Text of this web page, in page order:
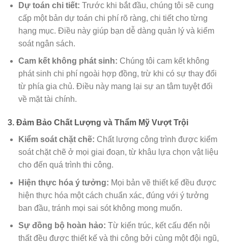
Dự toán chi tiết: Trước khi bắt đầu, chúng tôi sẽ cung
cấp một bản dự toán chi phí rõ ràng, chi tiết cho từng
hạng mục. Điều này giúp bạn dễ dàng quản lý và kiểm
soát ngân sách.
Cam kết không phát sinh: Chúng tôi cam kết không
phát sinh chi phí ngoài hợp đồng, trừ khi có sự thay đổi
từ phía gia chủ. Điều này mang lại sự an tâm tuyệt đối
về mặt tài chính.
3. Đảm Bảo Chất Lượng và Thẩm Mỹ Vượt Trội
Kiểm soát chặt chẽ: Chất lượng công trình được kiểm
soát chặt chẽ ở mọi giai đoạn, từ khâu lựa chọn vật liệu
cho đến quá trình thi công.
Hiện thực hóa ý tưởng: Mọi bản vẽ thiết kế đều được
hiện thực hóa một cách chuẩn xác, đúng với ý tưởng
ban đầu, tránh mọi sai sót không mong muốn.
Sự đồng bộ hoàn hảo: Từ kiến trúc, kết cấu đến nội
thất đều được thiết kế và thi công bởi cùng một đội ngũ,